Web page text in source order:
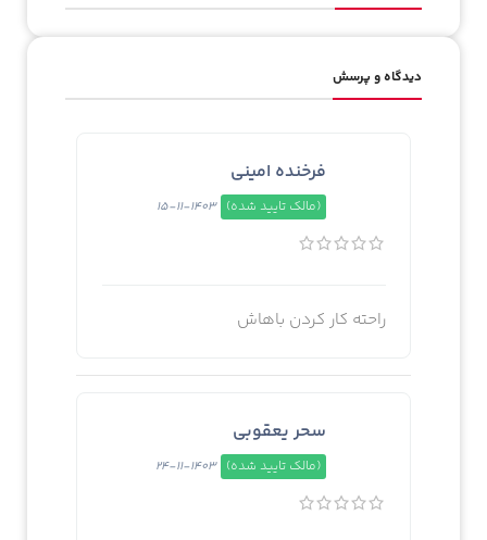
دیدگاه و پرسش
فرخنده امینی
(مالک تایید شده) 1403-11-15
راحته کار کردن باهاش
سحر یعقوبی
(مالک تایید شده) 1403-11-24